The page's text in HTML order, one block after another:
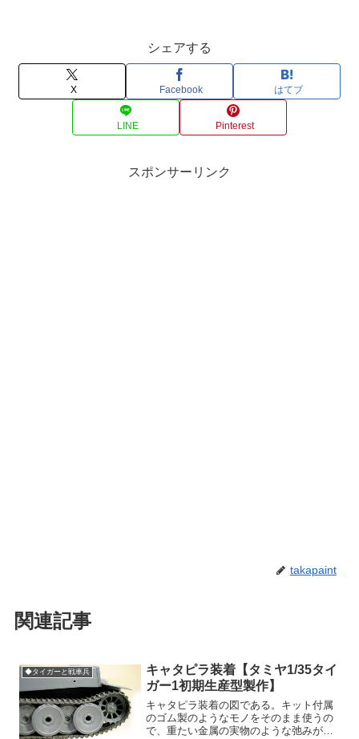
シェアする
X Facebook はてブ
LINE Pinterest
スポンサーリンク
takapaint
関連記事
◆タイガーと戦車兵
キャタピラ装着【タミヤ1/35タイ
ガー1初期生産型製作】
キャタピラ装着の図である。キット付属
のゴム製のようなモノをそのまま使うの
で、重たい金属の実物のような弛みがで